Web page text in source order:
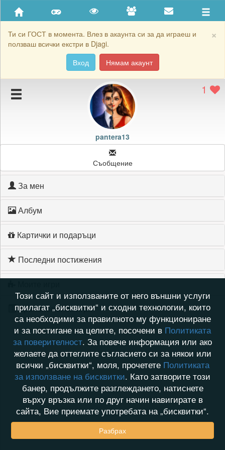
×
Ти си ГОСТ в момента. Влез в акаунта си за да играеш и
ползваш всички екстри в Djagi.
Вход
Нямам акаунт
Приятели
Хронология на игри
Подаръците на pantera13
Картичките на pantera13
1
pantera13
Съобщение
За мен
Албум
Картички и подаръци
Последни постижения
Хронология на игри
Този сайт и използваните от него външни услуги
прилагат „бисквитки“ и сходни технологии, които
са необходими за правилното му функциониране
и за постигане на целите, посочени в Политиката
за поверителност. За повече информация или ако
желаете да оттеглите съгласието си за някои или
всички „бисквитки“, моля, прочетете Политиката
за използване на бисквитки. Като затворите този
банер, продължите разглеждането, натиснете
върху връзка или по друг начин навигирате в
сайта, Вие приемате употребата на „бисквитки“.
Разбрах